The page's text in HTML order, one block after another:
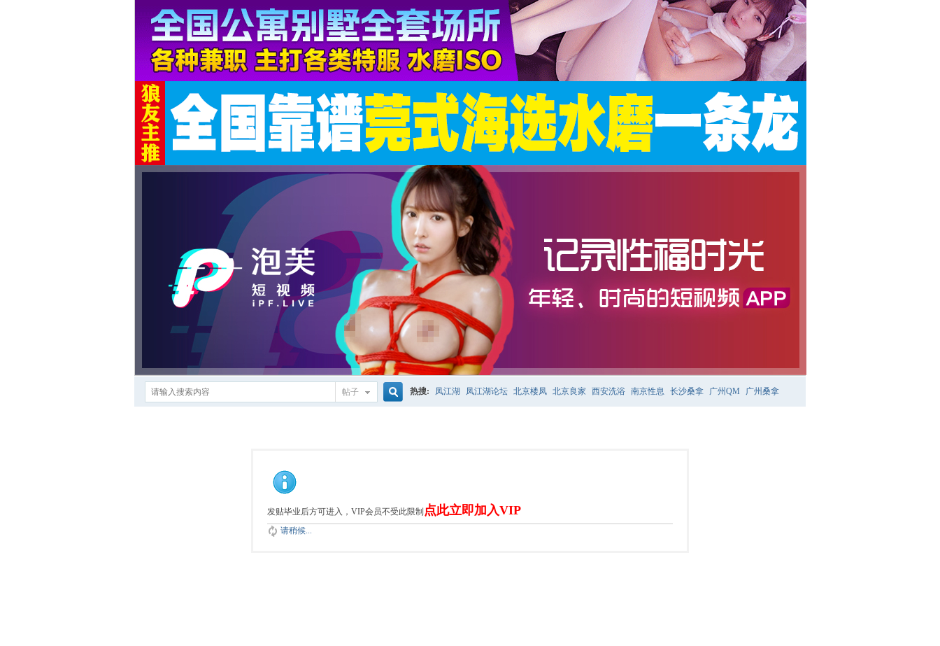
帖子 热搜: 凤江湖 凤江湖论坛 北京楼凤 北京良家 西安洗浴 南京性息 长沙桑拿 广州QM 广州桑拿
发贴毕业后方可进入，VIP会员不受此限制 点此立即加入VIP
请稍候...